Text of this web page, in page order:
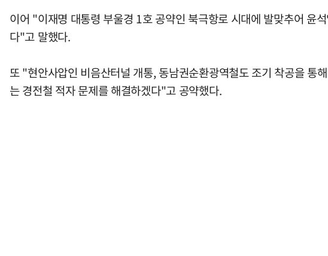
이어 "이재명 대통령 부울경 1호 공약인 북극항로 시대에 발맞추어 윤
다"고 말했다.
또 "현안사압인 비음산터널 개통, 동남권순환광역철도 조기 착공을 통
는 경전철 적자 문제를 해결하겠다"고 공약했다.